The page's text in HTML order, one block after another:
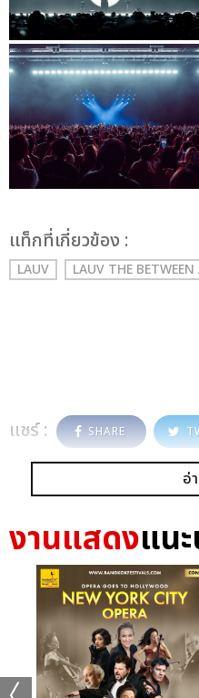
เเท็กที่เกี่ยวข้อง :
LAUV LAUV THE
แชร์ : SHARE
อ่
งานแสดงแน